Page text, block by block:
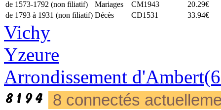
de 1573-1792 (non filiatif)
Mariages CM1943
20.29€
de 1793 à 1931 (non filiatif) Décès CD1531 33.94€
Vichy
Yzeure
Arrondissement
8 connectés